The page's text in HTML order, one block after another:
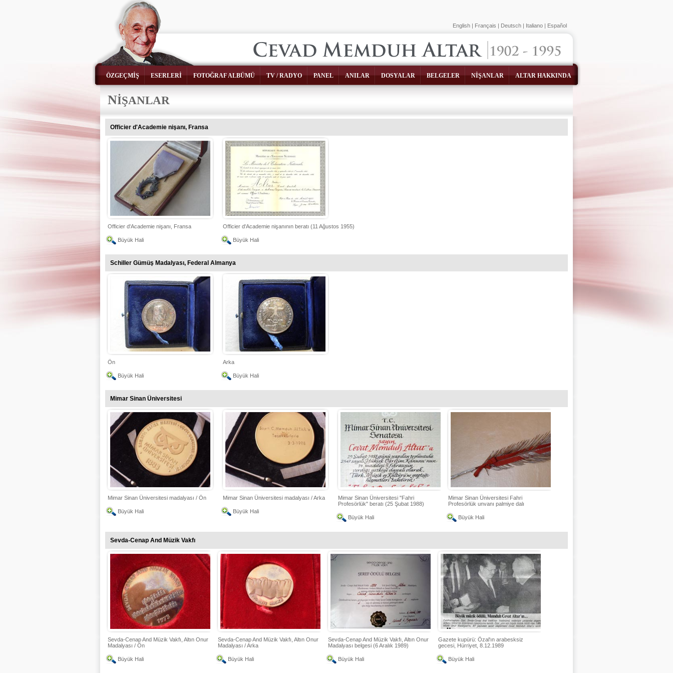
ÖZGEÇMİŞ ESERLERİ FOTOĞRAF ALBÜMÜ TV / RADYO PANEL ANILAR DOSYALAR BELGELER NİŞANLAR ALTAR HAKKINDA
English | Français | Deutsch | Italiano | Español
NİŞANLAR
Officier d'Academie nişanı, Fransa
Officier d'Academie nişanı, Fransa
Büyük Hali
Officier d'Academie nişanının beratı (11 Ağustos 1955)
Büyük Hali
Schiller Gümüş Madalyası, Federal Almanya
Ön
Büyük Hali
Arka
Büyük Hali
Mimar Sinan Üniversitesi
Mimar Sinan Üniversitesi madalyası / Ön
Büyük Hali
Mimar Sinan Üniversitesi madalyası / Arka
Büyük Hali
Mimar Sinan Üniversitesi "Fahri
Profesörlük" beratı (25 Şubat 1988)
Büyük Hali
Mimar Sinan Üniversitesi Fahri
Profesörlük unvanı palmiye dalı
Büyük Hali
Sevda-Cenap And Müzik Vakfı
Sevda-Cenap And Müzik Vakfı, Altın Onur
Madalyası / Ön
Büyük Hali
Sevda-Cenap And Müzik Vakfı, Altın Onur
Madalyası / Arka
Büyük Hali
Sevda-Cenap And Müzik Vakfı, Altın Onur
Madalyası belgesi (6 Aralık 1989)
Büyük Hali
Gazete kupürü: Özal'ın arabesksiz
gecesi, Hürriyet, 8.12.1989
Büyük Hali